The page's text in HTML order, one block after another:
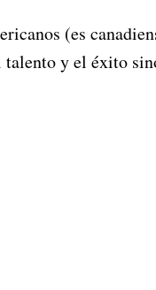
(es
talento y el éxito